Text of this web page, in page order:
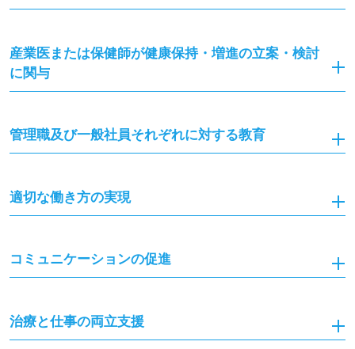
産業医または保健師が健康保持・増進の立案・検討
に関与
管理職及び一般社員それぞれに対する教育
適切な働き方の実現
コミュニケーションの促進
治療と仕事の両立支援